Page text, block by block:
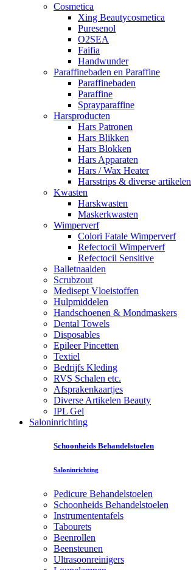
Cosmetica
Xing Beautycosmetica
Puresenol
O2SEA
Faifia
Handwunder
Paraffinebaden en Paraffine
Paraffinebaden
Paraffine
Sprayparaffine
Harsproducten
Hars Patronen
Hars Blikken
Hars Blokken
Hars Apparaten
Hars / Wax Heater
Harsstrips & diverse artikelen
Kwasten
Harskwasten
Maskerkwasten
Wimperverf
Colori Fatale Wimperverf
Refectocil Wimperverf
Refectocil Sensitive
Balletnaalden
Scrubzout
Medisept Vloeistoffen
Hulpmiddelen
Handschoenen & Mondmaskers
Dental Towels
Disposables
Epileer Pincetten
Textiel
Bedrijfs Kleding
RVS Schalen etc.
Afsprakenkaartjes
Diverse Artikelen Beauty
IPL Gel
Saloninrichting
Schoonheids Behandelstoelen
Saloninrichting
Pedicure Behandelstoelen
Schoonheids Behandelstoelen
Instrumententafels
Tabourets
Beenrollen
Beensteunen
Ultrasoonreinigers